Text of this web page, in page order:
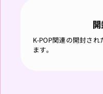
K-POP関連の開封さ
ます。